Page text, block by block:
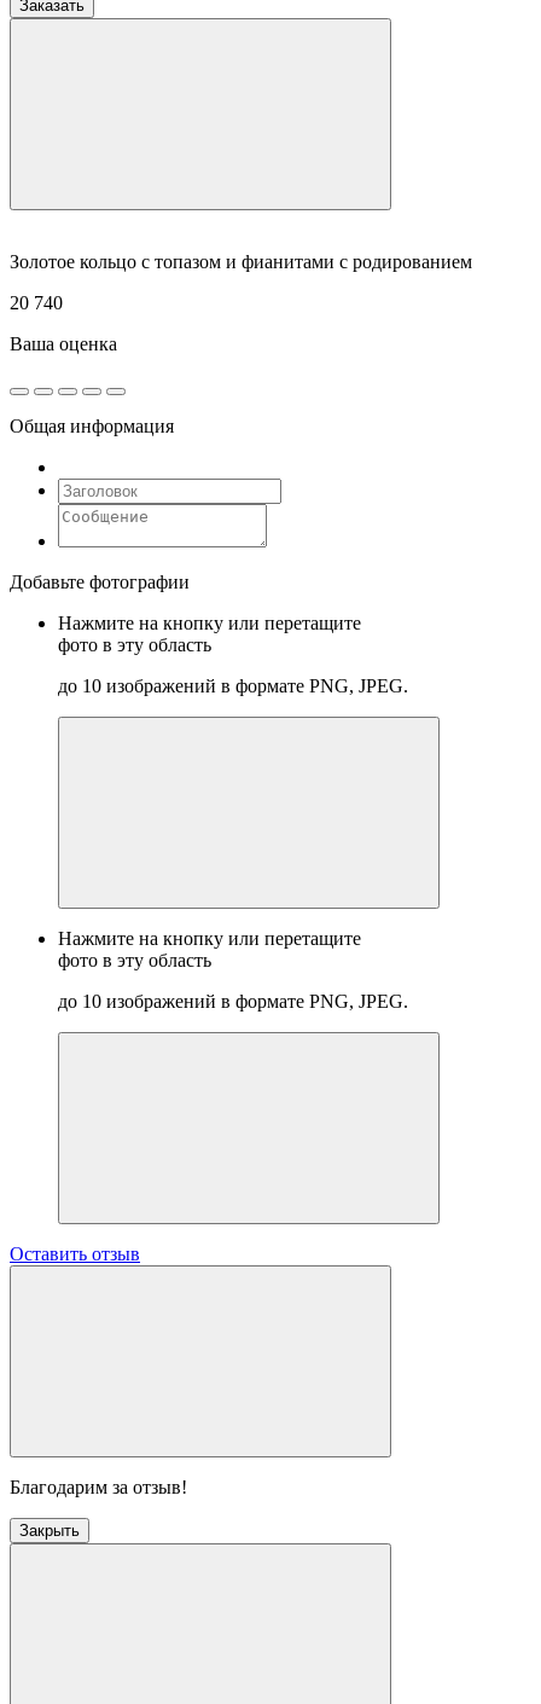
Заказать
Золотое кольцо с топазом и фианитами с родированием
20 740
Ваша оценка
Общая информация
Добавьте фотографии
Нажмите на кнопку или перетащите
фото в эту область
до 10 изображений в формате PNG, JPEG.
Нажмите на кнопку или перетащите
фото в эту область
до 10 изображений в формате PNG, JPEG.
Оставить отзыв
Благодарим за отзыв!
Закрыть